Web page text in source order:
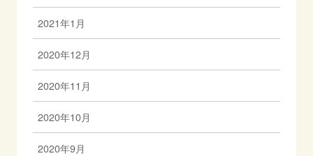
2021年1月
2020年12月
2020年11月
2020年10月
2020年9月